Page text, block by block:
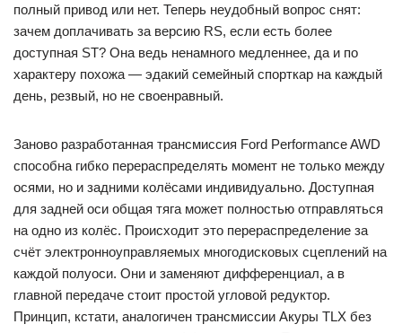
полный привод или нет. Теперь неудобный вопрос снят:
зачем доплачивать за версию RS, если есть более
доступная ST? Она ведь ненамного медленнее, да и по
характеру похожа — эдакий семейный спорткар на каждый
день, резвый, но не своенравный.
Заново разработанная трансмиссия Ford Performance AWD
способна гибко перераспределять момент не только между
осями, но и задними колёсами индивидуально. Доступная
для задней оси общая тяга может полностью отправляться
на одно из колёс. Происходит это перераспределение за
счёт электронноуправляемых многодисковых сцеплений на
каждой полуоси. Они и заменяют дифференциал, а в
главной передаче стоит простой угловой редуктор.
Принцип, кстати, аналогичен трансмиссии Акуры TLX без